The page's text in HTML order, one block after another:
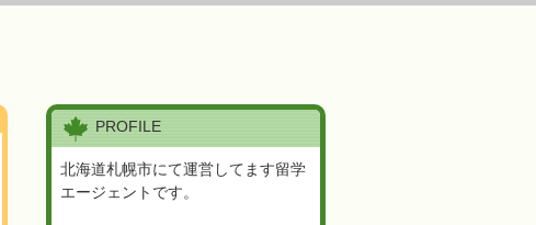
PROFILE
北海道札幌市にて運営してます留学
エージェントです。